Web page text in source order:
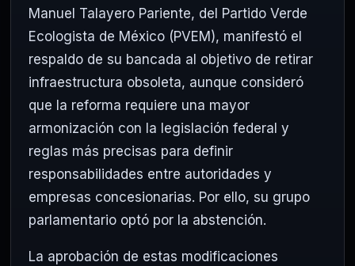
Manuel Talayero Pariente, del Partido Verde
Ecologista de México (PVEM), manifestó el
respaldo de su bancada al objetivo de retirar
infraestructura obsoleta, aunque consideró
que la reforma requiere una mayor
armonización con la legislación federal y
reglas más precisas para definir
responsabilidades entre autoridades y
empresas concesionarias. Por ello, su grupo
parlamentario optó por la abstención.
La aprobación de estas modificaciones